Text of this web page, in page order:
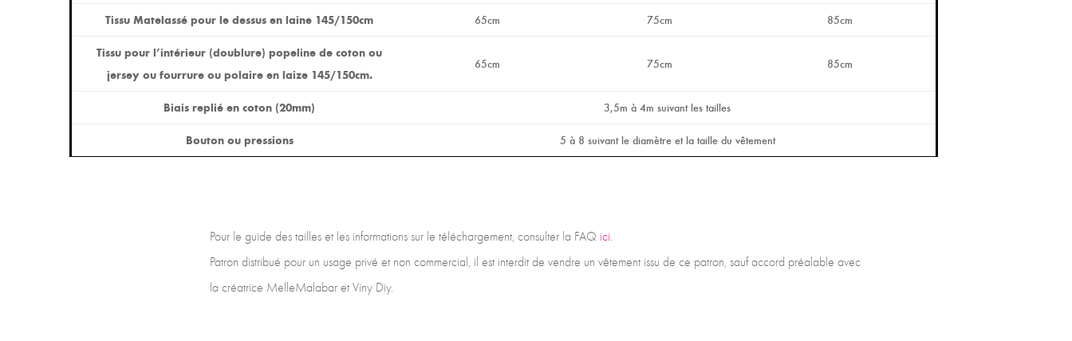
Tissu Matelassé pour le dessus en laine 145/150cm 65cm 75cm 85cm
Tissu pour l’intérieur (doublure) popeline de coton ou
jersey ou fourrure ou polaire en laize 145/150cm.
65cm 75cm 85cm
Biais replié en coton (20mm) 3,5m à 4m suivant les tailles
Bouton ou pressions 5 à 8 suivant le diamètre et la taille du vêtement
Pour le guide des tailles et les informations sur le téléchargement, consulter la FAQ ici.
Patron distribué pour un usage privé et non commercial, il est interdit de vendre un vêtement issu de ce patron, sauf accord préalable avec
la créatrice MelleMalabar et Viny Diy.